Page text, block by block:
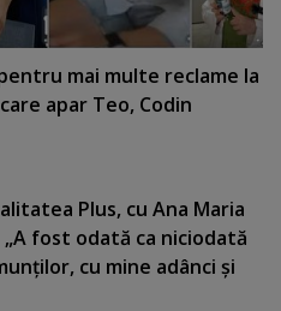
mai multe reclame la
apar Teo, Codin
Plus, cu Ana Maria
fost odată ca niciodată
cu mine adânci şi